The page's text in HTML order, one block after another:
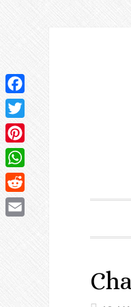
Facebook
Twitter
Pinterest
WhatsApp
Reddit